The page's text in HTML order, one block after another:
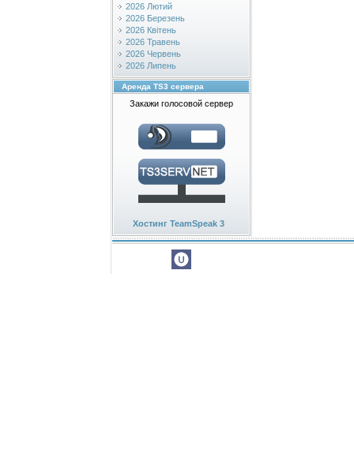
2026 Лютий
2026 Березень
2026 Квітень
2026 Травень
2026 Червень
2026 Липень
Аренда TS3 сервера
Закажи голосовой сервер
Хостинг TeamSpeak 3